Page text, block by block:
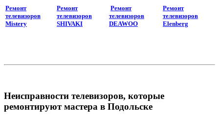
Ремонт
телевизоров
Mistery
Ремонт
телевизоров
SHIVAKI
Ремонт
телевизоров
DEAWOO
Ремонт
телевизоров
Elenberg
Неисправности телевизоров, которые
ремонтируют мастера в Подольске